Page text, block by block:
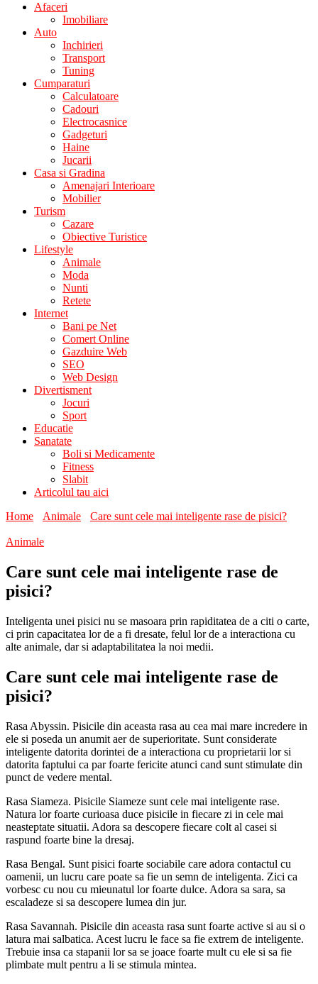
Afaceri
Imobiliare
Auto
Inchirieri
Transport
Tuning
Cumparaturi
Calculatoare
Cadouri
Electrocasnice
Gadgeturi
Haine
Jucarii
Casa si Gradina
Amenajari Interioare
Mobilier
Turism
Cazare
Obiective Turistice
Lifestyle
Animale
Moda
Nunti
Retete
Internet
Bani pe Net
Comert Online
Gazduire Web
SEO
Web Design
Divertisment
Jocuri
Sport
Educatie
Sanatate
Boli si Medicamente
Fitness
Slabit
Articolul tau aici
Home
Animale Care sunt cele mai inteligente rase de pisici?
Animale
Care sunt cele mai inteligente rase de
pisici?
Inteligenta unei pisici nu se masoara prin rapiditatea de a citi o carte,
ci prin capacitatea lor de a fi dresate, felul lor de a interactiona cu
alte animale, dar si adaptabilitatea la noi medii.
Care sunt cele mai inteligente rase de
pisici?
Rasa Abyssin. Pisicile din aceasta rasa au cea mai mare incredere in
ele si poseda un anumit aer de superioritate. Sunt considerate
inteligente datorita dorintei de a interactiona cu proprietarii lor si
datorita faptului ca par foarte fericite atunci cand sunt stimulate din
punct de vedere mental.
Rasa Siameza. Pisicile Siameze sunt cele mai inteligente rase.
Natura lor foarte curioasa duce pisicile in fiecare zi in cele mai
neasteptate situatii. Adora sa descopere fiecare colt al casei si
raspund foarte bine la dresaj.
Rasa Bengal. Sunt pisici foarte sociabile care adora contactul cu
oamenii, un lucru care poate sa fie un semn de inteligenta. Zici ca
vorbesc cu nou cu mieunatul lor foarte dulce. Adora sa sara, sa
escaladeze si sa descopere lumea din jur.
Rasa Savannah. Pisicile din aceasta rasa sunt foarte active si au si o
latura mai salbatica. Acest lucru le face sa fie extrem de inteligente.
Trebuie insa ca stapanii lor sa se joace foarte mult cu ele si sa fie
plimbate mult pentru a li se stimula mintea.